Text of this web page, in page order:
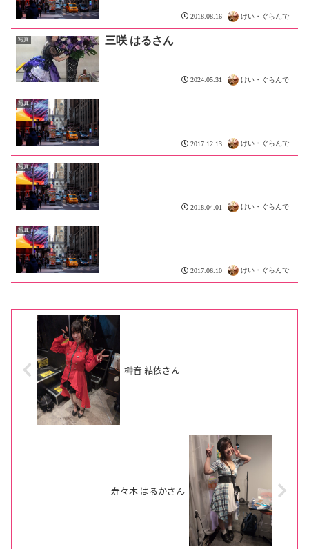
2018.08.16 けい・ぐらんで
写真 三咲 はるさん
2024.05.31 けい・ぐらんで
写真
2017.12.13 けい・ぐらんで
写真
2018.04.01 けい・ぐらんで
写真
2017.06.10 けい・ぐらんで
榊音 結依さん
寿々木 はるかさん